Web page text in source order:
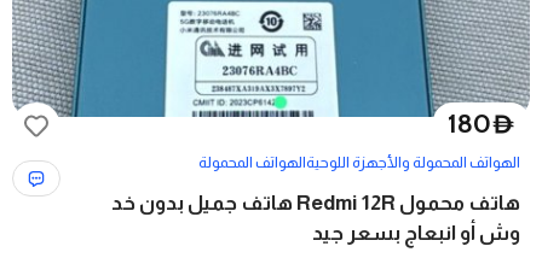
D
180
الهواتف المحمولة والأجهزة اللوحيةالهواتف المحمولة
هاتف محمول Redmi 12R هاتف جميل بدون خد
وش أو انبعاج بسعر جيد